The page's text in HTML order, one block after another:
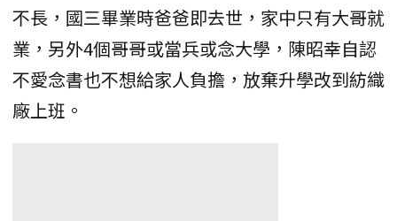
不長，國三畢業時爸爸即去世，家中只有大哥就
業，另外4個哥哥或當兵或念大學，陳昭幸自認
不愛念書也不想給家人負擔，放棄升學改到紡織
廠上班。